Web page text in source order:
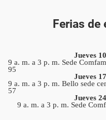
Ferias de
Jueves
9 a. m. a 3 p. m. Sede
95
Jueves
9 a. m. a 3 p. m. Bello sede
57
Jueves
9 a. m. a 3 p. m. Sede